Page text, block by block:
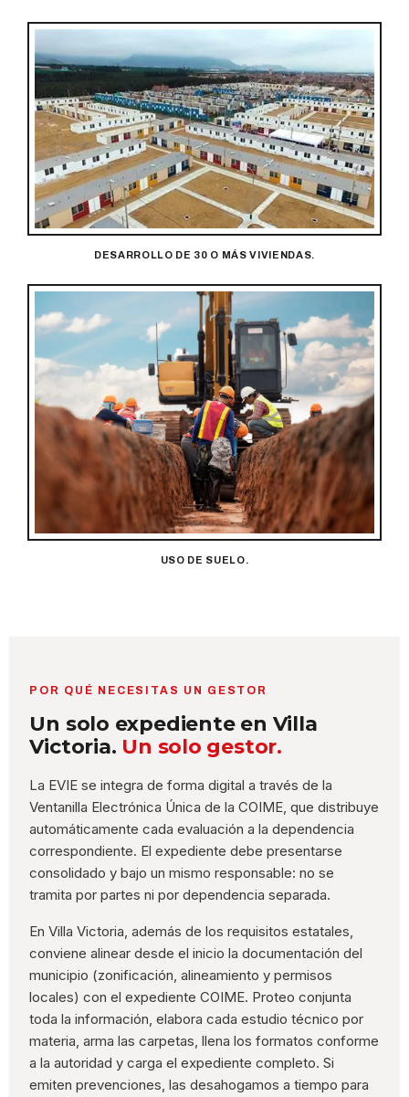
DESARROLLO DE 30 O MÁS VIVIENDAS.
USO DE SUELO.
POR QUÉ NECESITAS UN GESTOR
Un solo expediente en Villa
Victoria. Un solo gestor.
La EVIE se integra de forma digital a través de la
Ventanilla Electrónica Única de la COIME, que distribuye
automáticamente cada evaluación a la dependencia
correspondiente. El expediente debe presentarse
consolidado y bajo un mismo responsable: no se
tramita por partes ni por dependencia separada.
En Villa Victoria, además de los requisitos estatales,
conviene alinear desde el inicio la documentación del
municipio (zonificación, alineamiento y permisos
locales) con el expediente COIME. Proteo conjunta
toda la información, elabora cada estudio técnico por
materia, arma las carpetas, llena los formatos conforme
a la autoridad y carga el expediente completo. Si
emiten prevenciones, las desahogamos a tiempo para